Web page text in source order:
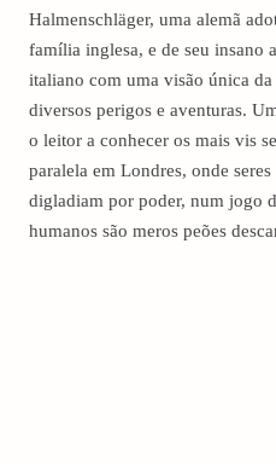
Halmenschläger, uma alemã
família inglesa, e de seu insano
italiano com uma visão única
diversos perigos e aventuras.
o leitor a conhecer os mais vis
paralela em Londres, onde
digladiam por poder, num jogo
humanos são meros peões